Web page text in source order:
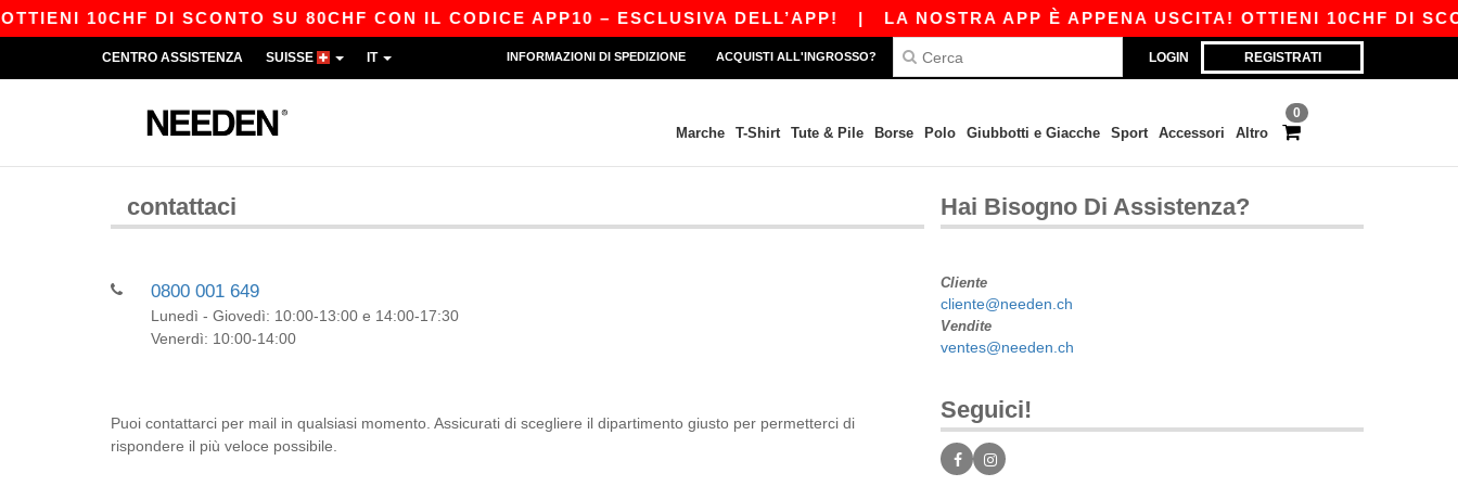
10CHF DI SCONTO SU 80CHF CON IL CODICE APP10 – ESCLUSIVA DELL’APP!| LA NOSTRA APP È APPENA USCITA! OTTIENI 10CHF DI
LOGIN REGISTRATI
CENTRO ASSISTENZA SUISSE IT INFORMAZIONI DI SPEDIZIONE ACQUISTI ALL'INGROSSO?
0
Marche T-Shirt Tute & Pile Borse Polo Giubbotti e Giacche Sport Accessori Altro
contattaci
0800 001 649
Lunedì - Giovedì: 10:00-13:00 e 14:00-17:30
Venerdì: 10:00-14:00
Puoi contattarci per mail in qualsiasi momento. Assicurati di scegliere il dipartimento giusto per permetterci di
rispondere il più veloce possibile.
Hai Bisogno Di Assistenza?
Cliente
cliente@needen.ch
Vendite
ventes@needen.ch
Seguici!